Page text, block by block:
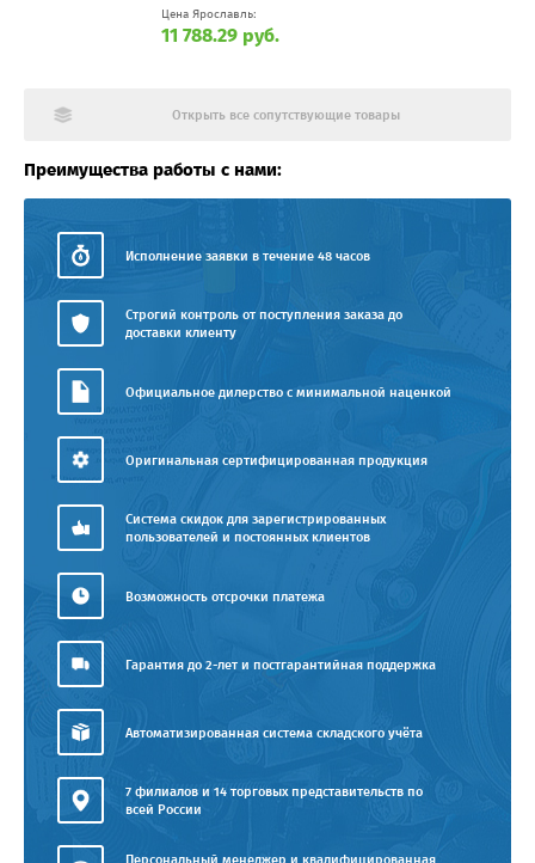
Цена Ярославль:
11 788.29 руб.
Открыть все сопутствующие товары
Преимущества работы с нами:
Исполнение заявки в течение 48 часов
Строгий контроль от поступления заказа до
доставки клиенту
Официальное дилерство с минимальной наценкой
Оригинальная сертифицированная продукция
Система скидок для зарегистрированных
пользователей и постоянных клиентов
Возможность отсрочки платежа
Гарантия до 2-лет и постгарантийная поддержка
Автоматизированная система складского учёта
7 филиалов и 14 торговых представительств по
всей России
Персональный менеджер и квалифицированная